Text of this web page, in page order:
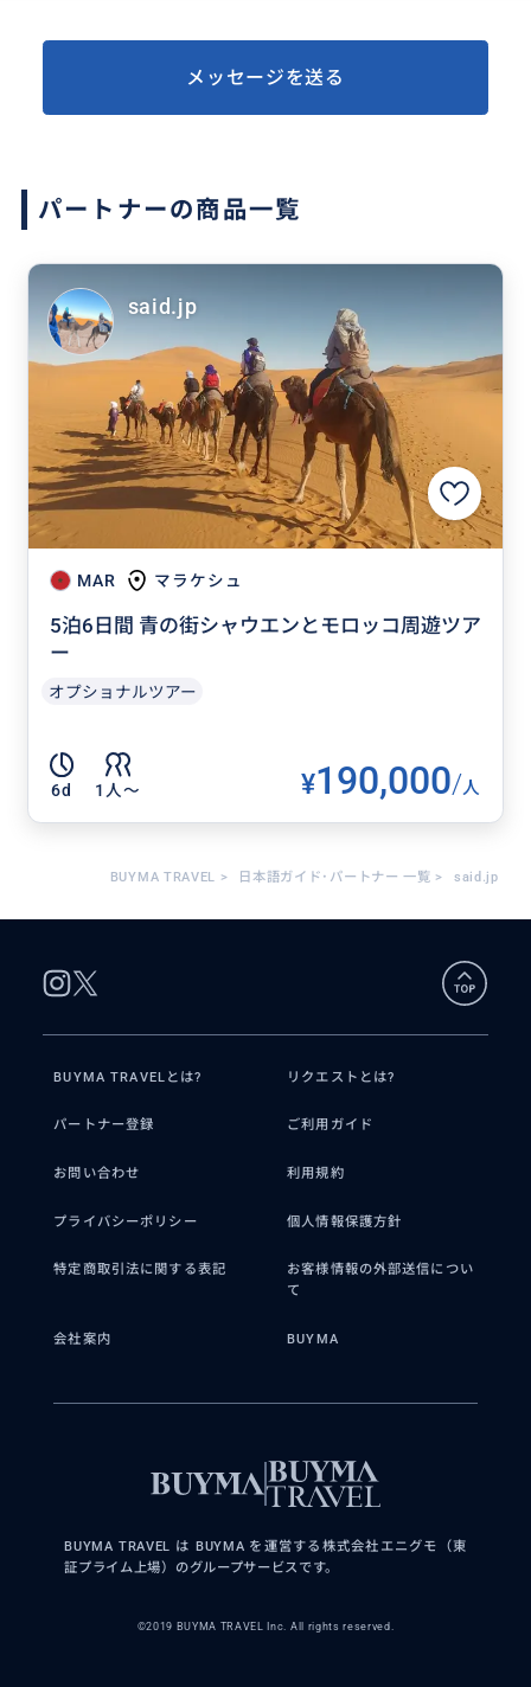
メッセージを送る
パートナーの商品一覧
MAR マラケシュ
5泊6日間 青の街シャウエンとモロッコ周遊ツア
ー
オプショナルツアー
6d 1人〜 ¥190,000/人
said.jp
BUYMA TRAVEL > 日本語ガイド･パートナー 一覧 > said.jp
BUYMA TRAVELとは? リクエストとは?
パートナー登録 ご利用ガイド
お問い合わせ 利用規約
プライバシーポリシー 個人情報保護方針
特定商取引法に関する表記
お客様情報の外部送信につい
て
会社案内 BUYMA
BUYMA TRAVEL は BUYMA を運営する株式会社エニグモ（東
証プライム上場）のグループサービスです。
©2019 BUYMA TRAVEL Inc. All rights reserved.